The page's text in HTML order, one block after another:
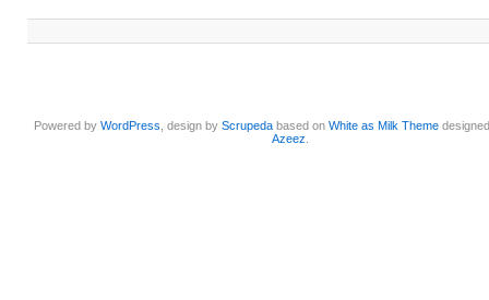
Powered byWordPress , design byScrupeda based onWhite as Milk Theme
Azeez